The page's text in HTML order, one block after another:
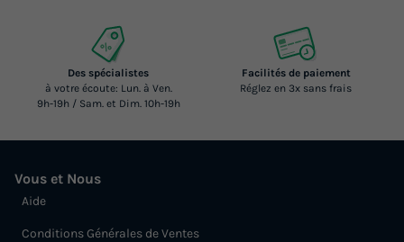
Des spécialistes
à votre écoute: Lun. à Ven.
9h-19h / Sam. et Dim. 10h-19h
Facilités de paiement
Réglez en 3x sans frais
Vous et Nous
Aide
Conditions Générales de Ventes